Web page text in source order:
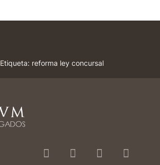
Etiqueta: reforma ley concursal